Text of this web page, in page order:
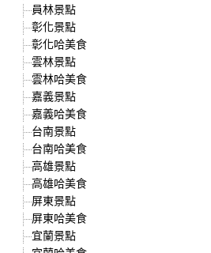
員林景點
彰化景點
彰化哈美食
雲林景點
雲林哈美食
嘉義景點
嘉義哈美食
台南景點
台南哈美食
高雄景點
高雄哈美食
屏東景點
屏東哈美食
宜蘭景點